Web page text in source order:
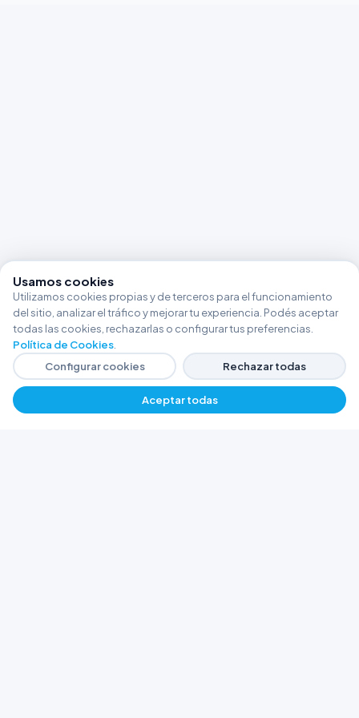
$ 3772,04 + Agregar
Usamos cookies
Utilizamos cookies propias y de terceros para el funcionamiento
del sitio, analizar el tráfico y mejorar tu experiencia. Podés aceptar
todas las cookies, rechazarlas o configurar tus preferencias.
Política de Cookies
Configurar cookies
Rechazar todas
Aceptar todas